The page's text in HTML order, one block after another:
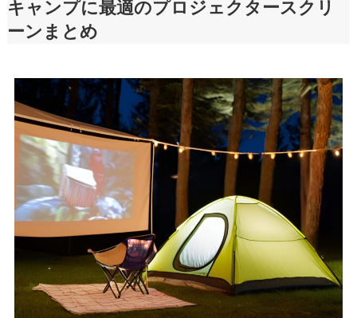
キャンプに最適のプロジェクタースクリ
ーンまとめ